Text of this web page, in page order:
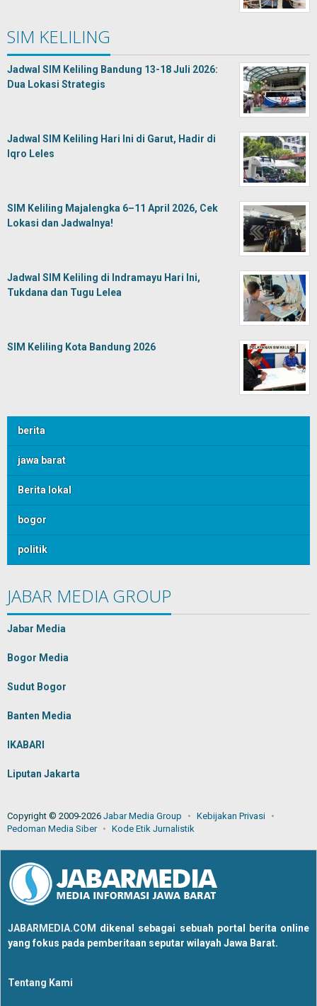
SIM KELILING
Jadwal SIM Keliling Bandung 13-18 Juli 2026:
Dua Lokasi Strategis
Jadwal SIM Keliling Hari Ini di Garut, Hadir di
Iqro Leles
SIM Keliling Majalengka 6–11 April 2026, Cek
Lokasi dan Jadwalnya!
Jadwal SIM Keliling di Indramayu Hari Ini,
Tukdana dan Tugu Lelea
SIM Keliling Kota Bandung 2026
berita
jawa barat
Berita lokal
bogor
politik
JABAR MEDIA GROUP
Jabar Media
Bogor Media
Sudut Bogor
Banten Media
IKABARI
Liputan Jakarta
Copyright © 2009-2026 Jabar Media Group
Kebijakan Privasi
Pedoman Media Siber
Kode Etik Jurnalistik
JABARMEDIA.COM dikenal sebagai sebuah portal berita online
yang fokus pada pemberitaan seputar wilayah Jawa Barat.
Tentang Kami